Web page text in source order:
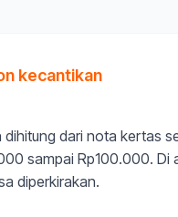
kecantikan
dihitung dari nota kertas
sampai Rp100.000.
diperkirakan.